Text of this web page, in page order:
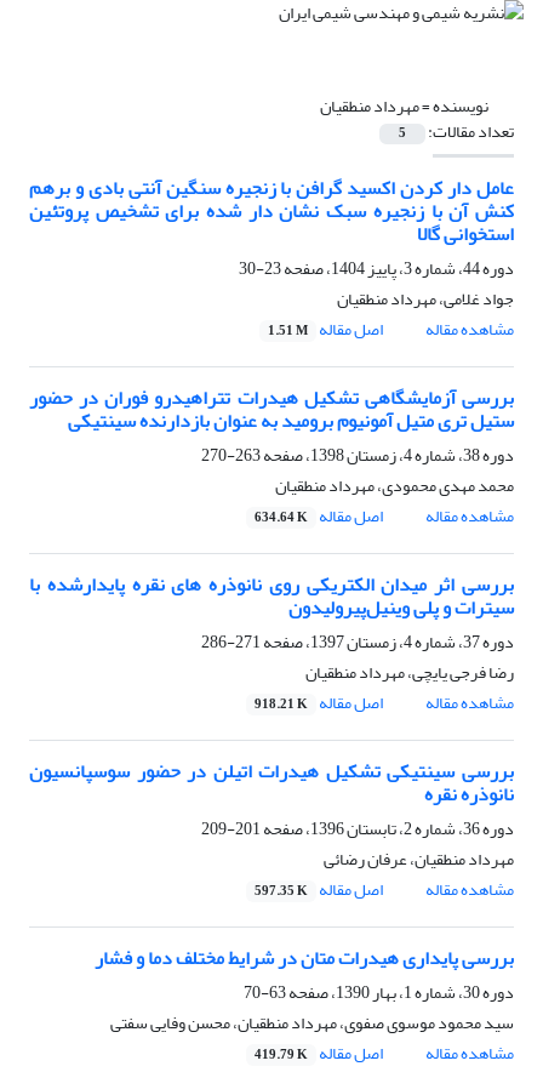
نویسنده =مهرداد منطقیان
تعداد مقالات: 5
عامل دار کردن اکسید گرافن با زنجیره سنگین آنتی بادی و برهم
کنش آن با زنجیره سبک نشان دار شده برای تشخیص پروتئین
استخوانی گالا
دوره 44، شماره 3، پاییز 1404، صفحه
23-30
جواد غلامی، مهرداد منطقیان
مشاهده مقاله
اصل مقاله 1.51 M
بررسی آزمایشگاهی تشکیل هیدرات تتراهیدرو فوران در حضور
ستیل تری متیل آمونیوم برومید به عنوان بازدارنده سینتیکی
دوره 38، شماره 4، زمستان 1398، صفحه
263-270
محمد مهدی محمودی، مهرداد منطقیان
مشاهده مقاله
اصل مقاله 634.64 K
بررسی اثر میدان الکتریکی روی نانوذره های نقره پایدارشده با
سیترات و پلی وینیل‌پیرولیدون
دوره 37، شماره 4، زمستان 1397، صفحه
271-286
رضا فرجی یایچی، مهرداد منطقیان
مشاهده مقاله
اصل مقاله 918.21 K
بررسی سینتیکی تشکیل هیدرات اتیلن در حضور سوسپانسیون
نانوذره نقره
دوره 36، شماره 2، تابستان 1396، صفحه
201-209
مهرداد منطقیان، عرفان رضائی
مشاهده مقاله
اصل مقاله 597.35 K
بررسی پایداری هیدرات متان در شرایط مختلف دما و فشار
دوره 30، شماره 1، بهار 1390، صفحه
63-70
سید محمود موسوی صفوی، مهرداد منطقیان، محسن وفایی سفتی
مشاهده مقاله
اصل مقاله 419.79 K